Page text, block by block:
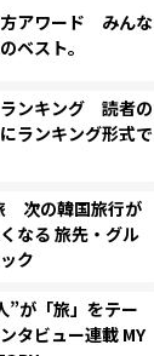
アワード みんな
ベスト。
ンキング 読者の
ランキング形式で
次の韓国旅行が
なる 旅先・グル
ク
”が「旅」をテー
タビュー連載 MY